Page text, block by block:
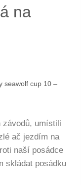
na
seawolf cup 10 –
umístili
ač jezdím na
naší posádce
skládat posádku